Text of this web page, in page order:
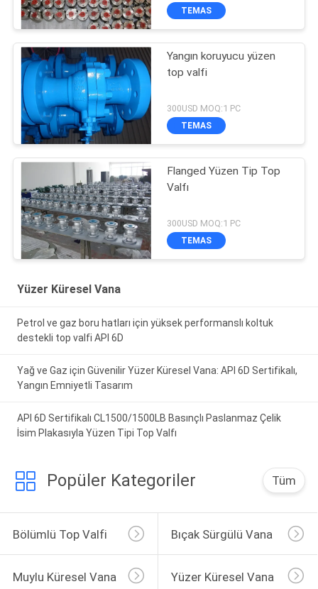
TEMAS
Yangın koruyucu yüzen
top valfi
300USD MOQ:1 PC
TEMAS
Flanged Yüzen Tip Top
Valfı
300USD MOQ:1 PC
TEMAS
Yüzer Küresel Vana
Petrol ve gaz boru hatları için yüksek performanslı koltuk
destekli top valfi API 6D
Yağ ve Gaz için Güvenilir Yüzer Küresel Vana: API 6D Sertifikalı,
Yangın Emniyetli Tasarım
API 6D Sertifikalı CL1500/1500LB Basınçlı Paslanmaz Çelik
İsim Plakasıyla Yüzen Tipi Top Valfı
Popüler Kategoriler Tüm
Bölümlü Top Valfi Bıçak Sürgülü Vana
Muylu Küresel Vana Yüzer Küresel Vana